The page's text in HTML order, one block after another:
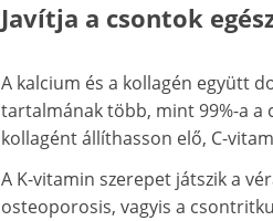
Javítja a csontok
A kalcium és a kollagén együtt
tartalmának több, mint 99%-a a
kollagént állíthasson elő, C-
A K-vitamin szerepet játszik a
osteoporosis, vagyis a